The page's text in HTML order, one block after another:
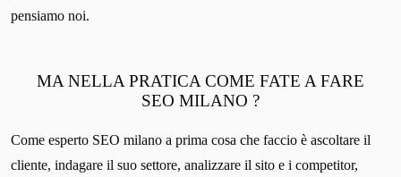
pensiamo noi.
MA NELLA PRATICA COME FATE A FARE
SEO MILANO ?
Come esperto SEO milano a prima cosa che faccio è ascoltare il
cliente, indagare il suo settore, analizzare il sito e i competitor,